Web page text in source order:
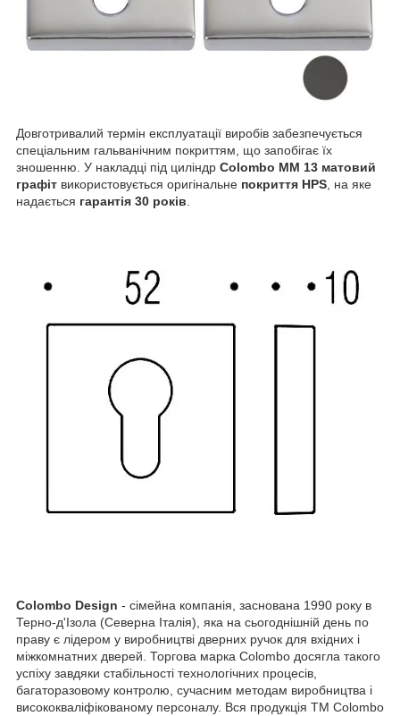
Довготривалий термін експлуатації виробів забезпечується
спеціальним гальванічним покриттям, що запобігає їх
зношенню. У накладці під циліндр Colombo MM 13 матовий
графіт використовується оригінальне покриття HPS , на яке
надається гарантія 30 років
Colombo Design - сімейна компанія, заснована 1990 року в
Терно-д'Ізола (Северна Італія), яка на сьогоднішній день по
праву є лідером у виробництві дверних ручок для вхідних і
міжкомнатних дверей. Торгова марка Colombo досягла такого
успіху завдяки стабільності технологічних процесів,
багаторазовому контролю, сучасним методам виробництва і
висококваліфікованому персоналу. Вся продукція ТМ Colombo